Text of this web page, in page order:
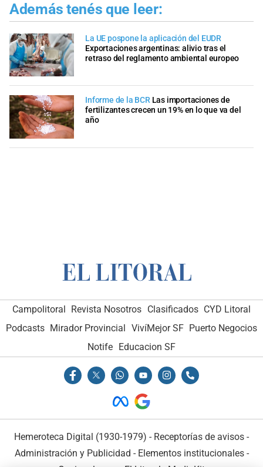
Además tenés que leer:
La UE pospone la aplicación del EUDR
Exportaciones argentinas: alivio tras el
retraso del reglamento ambiental europeo
Informe de la BCR Las importaciones de
fertilizantes crecen un 19% en lo que va del
año
Campolitoral Revista Nosotros Clasificados CYD Litoral
Podcasts Mirador Provincial VivíMejor SF Puerto Negocios
Notife Educacion SF
Hemeroteca Digital (1930-1979) - Receptorías de avisos -
Administración y Publicidad - Elementos institucionales-